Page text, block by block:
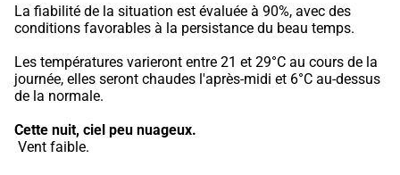
La fiabilité de la situation est évaluée à 90%, avec des
conditions favorables à la persistance du beau temps.
Les températures varieront entre 21 et 29°C au cours de la
journée, elles seront chaudes l'après-midi et 6°C au-dessus
de la normale.
Cette nuit, ciel peu nuageux.
Vent faible.